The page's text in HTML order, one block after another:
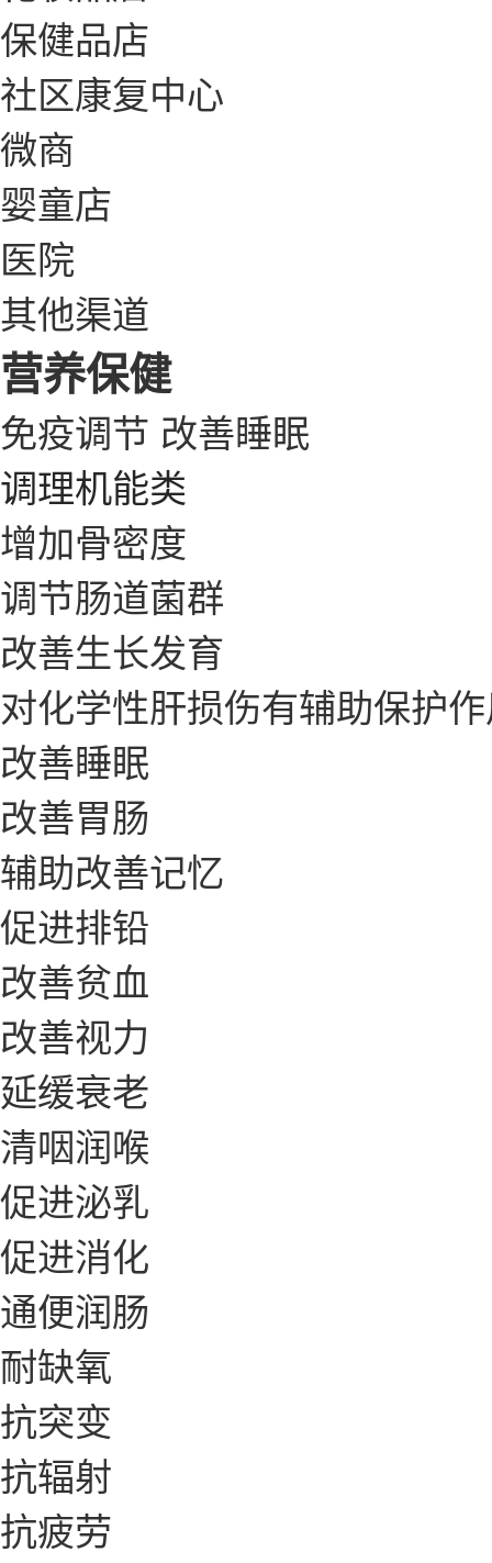
保健品店
社区康复中心
微商
婴童店
医院
其他渠道
营养保健
免疫调节 改善睡眠
调理机能类
增加骨密度
调节肠道菌群
改善生长发育
对化学性肝损伤有辅助保护
改善睡眠
改善胃肠
辅助改善记忆
促进排铅
改善贫血
改善视力
延缓衰老
清咽润喉
促进泌乳
促进消化
通便润肠
耐缺氧
抗突变
抗辐射
抗疲劳